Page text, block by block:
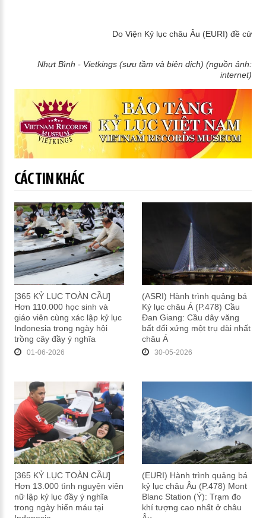
​Do Viện Kỷ lục châu Âu (EURI) đề cử
Nhựt Bình - Vietkings (sưu tầm và biên dịch) (nguồn ảnh:
internet)
CÁC TIN KHÁC
[365 KỶ LỤC TOÀN CẦU]
Hơn 110.000 học sinh và
giáo viên cùng xác lập kỷ lục
Indonesia trong ngày hội
trồng cây đầy ý nghĩa
01-06-2026
(ASRI) Hành trình quảng bá
Kỷ lục châu Á (P.478) Cầu
Đan Giang: Cầu dây văng
bất đối xứng một trụ dài nhất
châu Á
30-05-2026
[365 KỶ LỤC TOÀN CẦU]
Hơn 13.000 tình nguyện viên
nữ lập kỷ lục đầy ý nghĩa
trong ngày hiến máu tại
(EURI) Hành trình quảng bá
kỷ lục châu Âu (P.478) Mont
Blanc Station (Ý): Trạm đo
khí tượng cao nhất ở châu